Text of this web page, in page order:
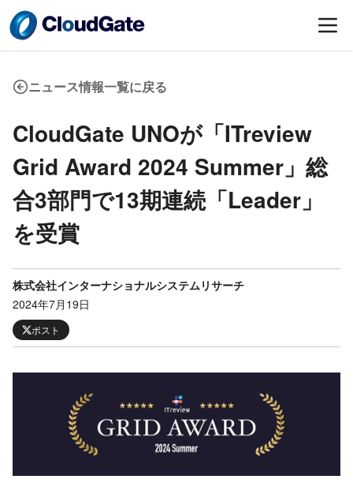
ニュース情報一覧に戻る
CloudGate UNOが「ITreview
Grid Award 2024 Summer」総
合3部門で13期連続「Leader」
を受賞
株式会社インターナショナルシステムリサーチ
2024年7月19日
ポスト